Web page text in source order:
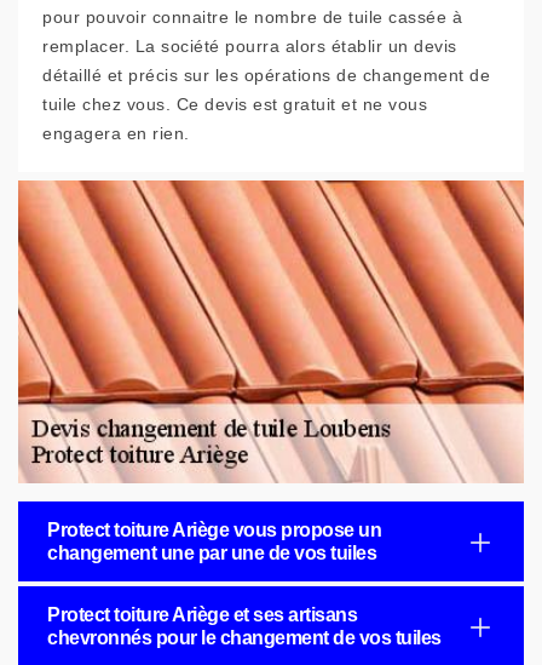
pour pouvoir connaitre le nombre de tuile cassée à
remplacer. La société pourra alors établir un devis
détaillé et précis sur les opérations de changement de
tuile chez vous. Ce devis est gratuit et ne vous
engagera en rien.
Protect toiture Ariège vous propose un
changement une par une de vos tuiles
Protect toiture Ariège et ses artisans
chevronnés pour le changement de vos tuiles